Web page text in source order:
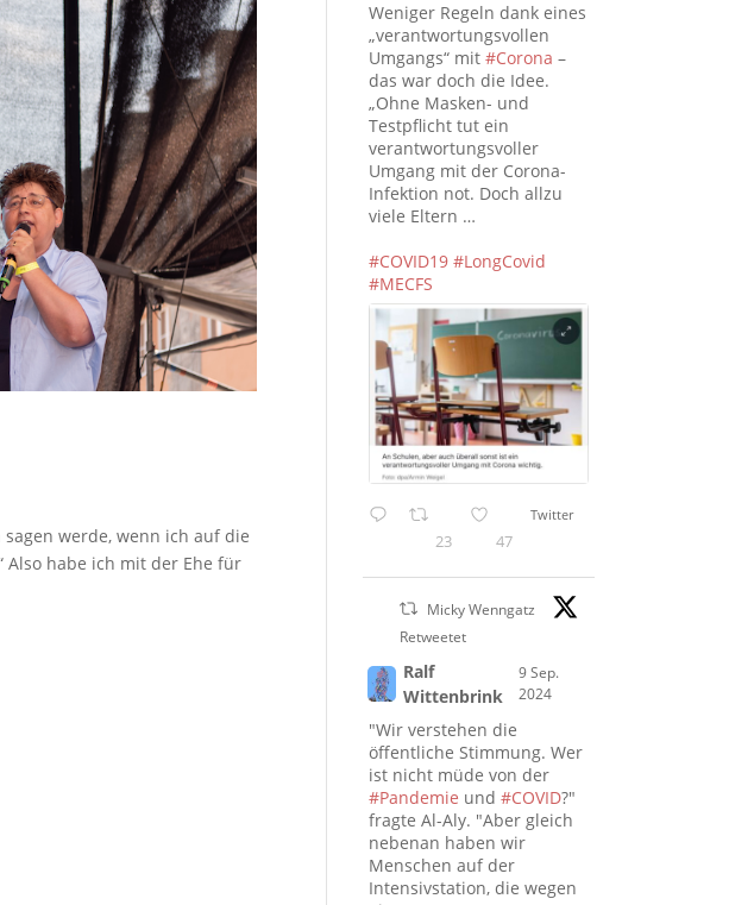
werde, wenn ich auf die
Also habe ich mit der Ehe für
Weniger Regeln dank eines
„verantwortungsvollen
Umgangs“ mit#Corona –
das war doch die Idee.
„Ohne Masken- und
Testpflicht tut ein
verantwortungsvoller
Umgang mit der Corona-
Infektion not. Doch allzu
viele Eltern …
#COVID19 #LongCovid
#MECFS
23 47
Twitter
Micky Wenngatz
Retweetet
Ralf
Wittenbrink
9 Sep.
2024
"Wir verstehen die
öffentliche Stimmung. Wer
ist nicht müde von der
#Pandemie und#COVID?"
fragte Al-Aly. "Aber gleich
nebenan haben wir
Menschen auf der
Intensivstation, die wegen